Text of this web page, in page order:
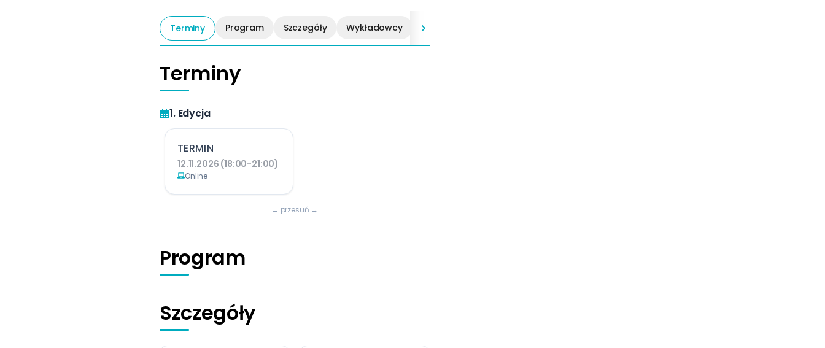
Terminy Program Szczegóły Wykładowcy FAQ
Terminy
1. Edycja
TERMIN
12.11.2026 (18:00-21:00)
Online
← przesuń →
Program
Szczegóły